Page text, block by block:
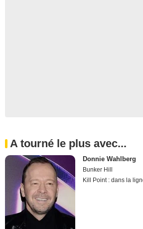
A tourné le plus avec...
Donnie Wahlberg
Bunker Hill
Kill Point : dans la